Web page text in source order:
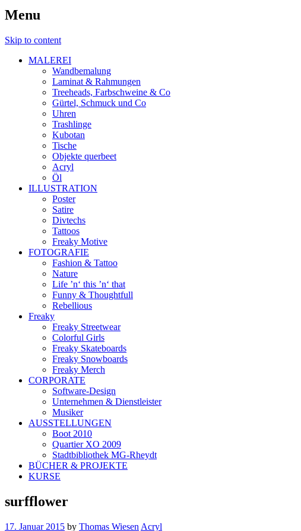
Menu
Skip to content
MALEREI
Wandbemalung
Laminat & Rahmungen
Treeheads, Farbschweine & Co
Gürtel, Schmuck und Co
Uhren
Trashlinge
Kubotan
Tische
Objekte querbeet
Acryl
Öl
ILLUSTRATION
Poster
Satire
Divtechs
Tattoos
Freaky Motive
FOTOGRAFIE
Fashion & Tattoo
Nature
Life ’n‘ this ’n‘ that
Funny & Thoughtfull
Rebellious
Freaky
Freaky Streetwear
Colorful Girls
Freaky Skateboards
Freaky Snowboards
Freaky Merch
CORPORATE
Software-Design
Unternehmen & Dienstleister
Musiker
AUSSTELLUNGEN
Boot 2010
Quartier XO 2009
Stadtbibliothek MG-Rheydt
BÜCHER & PROJEKTE
KURSE
surfflower
17. Januar 2015 by Thomas Wiesen Acryl